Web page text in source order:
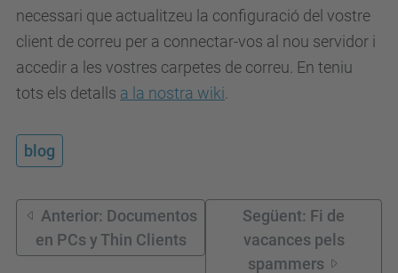
necessari que actualitzeu la configuració del vostre
client de correu per a connectar-vos al nou servidor i
accedir a les vostres carpetes de correu. En teniu
tots els detalls a la nostra wiki
blog
Anterior: Documentos
en PCs y Thin Clients
Següent: Fi de
vacances pels
spammers